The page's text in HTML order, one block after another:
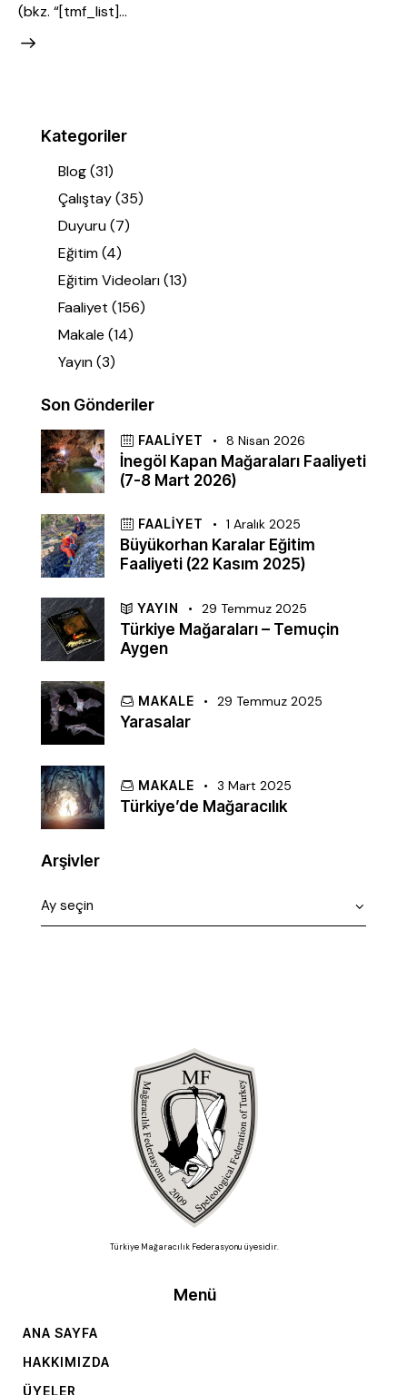
(bkz. “[tmf_list]…
Kategoriler
Blog(31)
Çalıştay(35)
Duyuru(7)
Eğitim(4)
Eğitim Videoları(13)
Faaliyet (156)
Makale (14)
Yayın(3)
Son Gönderiler
FAALIYET 8 Nisan 2026
İnegöl Kapan Mağaraları Faaliyeti
(7-8 Mart 2026)
FAALIYET 1 Aralık 2025
Büyükorhan Karalar Eğitim
Faaliyeti (22 Kasım 2025)
YAYIN 29 Temmuz 2025
Türkiye Mağaraları – Temuçin
Aygen
MAKALE 29 Temmuz 2025
Yarasalar
MAKALE 3 Mart 2025
Türkiye’de Mağaracılık
Arşivler
Türkiye Mağaracılık Federasyonu üyesidir.
Menü
ANA SAYFA
HAKKIMIZDA
ÜYELER